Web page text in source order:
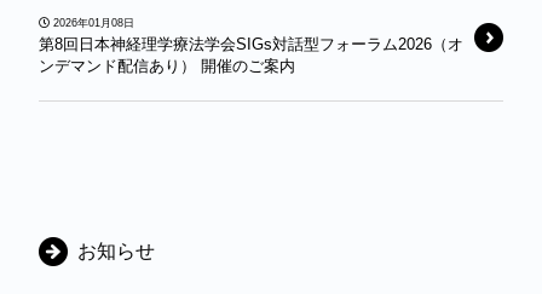
2026年01月08日
第8回日本神経理学療法学会SIGs対話型フォーラム2026（オ
ンデマンド配信あり） 開催のご案内
カ
お知らせ